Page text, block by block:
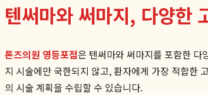
텐써마와 써마지, 다양한
톤즈의원 영등포점은 텐써마와 써마지를 포함한 다
지 시술에만 국한되지 않고, 환자에게 가장 적합한
의 시술 계획을 수립할 수 있습니다.